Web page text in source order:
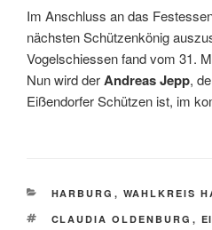
Im Anschluss an das
nächsten Schützenkönig
Vogelschiessen fand vom 31.
Nun wird derAndreas Jepp,
Eißendorfer Schützen ist, im
KATEGORIEN
HARBURG , WAHLKREIS
SCHLAGWÖRTER
CLAUDIA OLDENBURG ,